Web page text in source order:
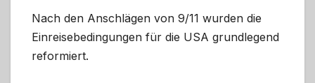
Nach den Anschlägen von 9/11 wurden die
Einreisebedingungen für die USA grundlegend
reformiert.